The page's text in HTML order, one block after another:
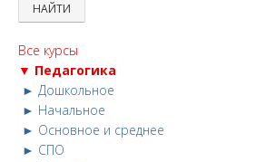
Все курсы
▼ Педагогика
► Дошкольное
► Начальное
► Основное и среднее
► СПО